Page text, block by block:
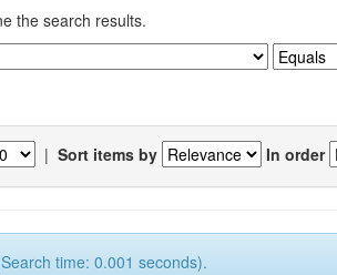
the search results.
| Sort items by In order
time: 0.001 seconds).